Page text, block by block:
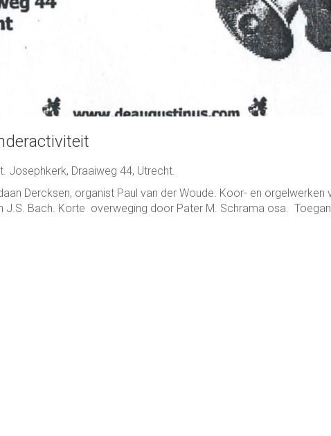
Josephkerk, Draaiweg 44, Utrecht.
Dercksen, organist Paul van der Woude. Koor- en orgelwerken
J.S. Bach. Korte overweging door Pater M. Schrama osa.